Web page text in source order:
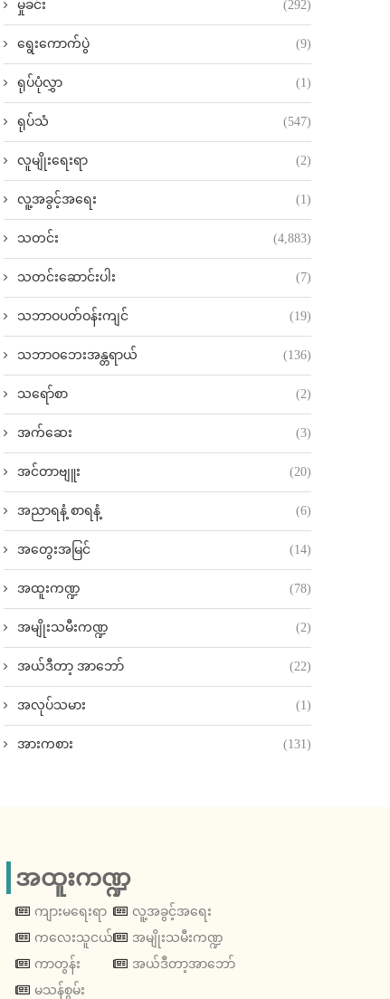
မှုခင်း (292)
ရွေးကောက်ပွဲ (9)
ရုပ်ပုံလွှာ (1)
ရုပ်သံ (547)
လူမျိုးရေးရာ (2)
လူ့အခွင့်အရေး (1)
သတင်း (4,883)
သတင်းဆောင်းပါး (7)
သဘာဝပတ်ဝန်းကျင် (19)
သဘာဝဘေးအန္တရာယ် (136)
သရော်စာ (2)
အက်ဆေး (3)
အင်တာဗျူး (20)
အညာရနံ့ စာရနံ့ (6)
အတွေးအမြင် (14)
အထူးကဏ္ဍ (78)
အမျိုးသမီးကဏ္ဍ (2)
အယ်ဒီတာ့ အာဘော် (22)
အလုပ်သမား (1)
အားကစား (131)
အထူးကဏ္ဍ
ကျားမရေးရာ
ကလေးသူငယ်
ကာတွန်း
မသန်စွမ်း
လူ့အခွင့်အရေး
အမျိုးသမီးကဏ္ဍ
အယ်ဒီတာ့အာဘော်